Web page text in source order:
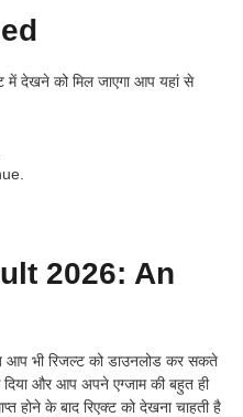
में देखने को मिल जाएगा आप यहां से
2026: An
आप भी रिजल्ट को डाउनलोड कर सकते
और आप अपने एग्जाम की बहुत ही
होने के बाद रिएक्ट को देखना चाहती है